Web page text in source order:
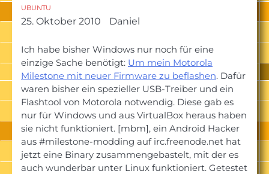
UBUNTU
25. Oktober 2010 Daniel
Ich habe bisher Windows nur noch für eine
einzige Sache benötigt: Um mein Motorola
Milestone mit neuer Firmware zu beflashen. Dafür
waren bisher ein spezieller USB-Treiber und ein
Flashtool von Motorola notwendig. Diese gab es
nur für Windows und aus VirtualBox heraus haben
sie nicht funktioniert. [mbm], ein Android Hacker
aus #milestone-modding auf irc.freenode.net hat
jetzt eine Binary zusammengebastelt, mit der es
auch wunderbar unter Linux funktioniert. Getestet